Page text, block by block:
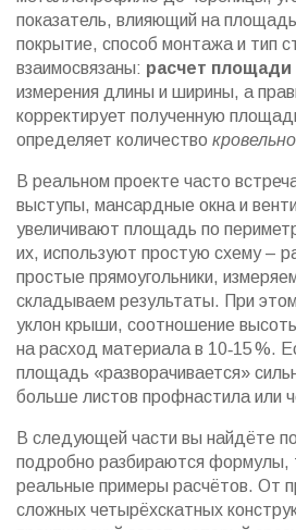
показатель, влияющий на
покрытие, способ монтажа и тип
взаимосвязаны: расчет площади
измерения длины и ширины, а
корректирует полученную
определяет количество
В реальном проекте часто
выступы, мансардные окна и
увеличивают площадь по
их, используют простую схему –
простые прямоугольники,
складываем результаты. При
уклон крыши, соотношение
на расход материала в 10‑15 %.
площадь «разворачивается»
больше листов профнастила или
В следующей части вы найдёте
подробно разбираются формулы,
реальные примеры расчётов. От
сложных четырёхскатных